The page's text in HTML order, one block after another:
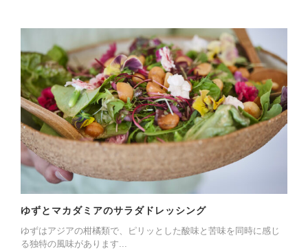
ゆずとマカダミアのサラダドレッシング
ゆずはアジアの柑橘類で、ピリッとした酸味と苦味を同時に感じ
る独特の風味があります...